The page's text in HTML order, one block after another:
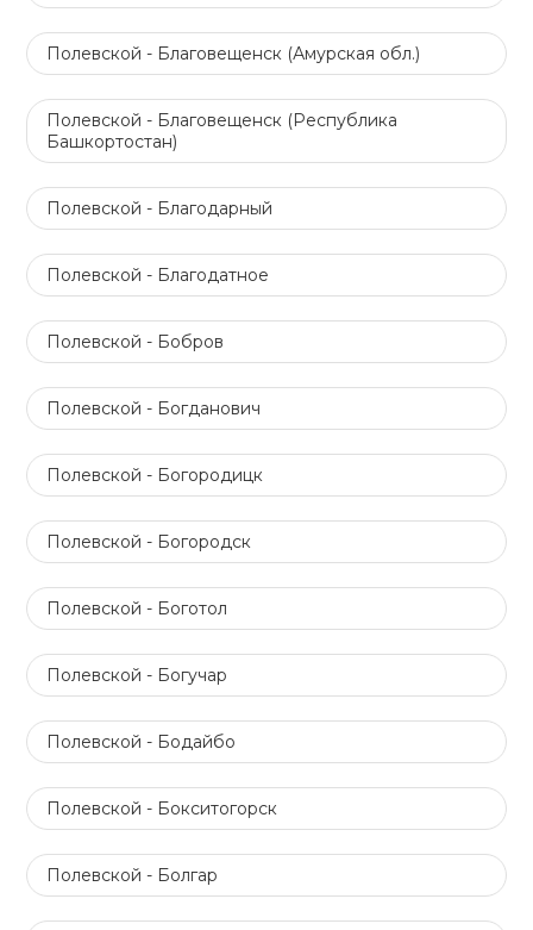
Полевской - Благовещенск (Амурская обл.)
Полевской - Благовещенск (Республика
Башкортостан)
Полевской - Благодарный
Полевской - Благодатное
Полевской - Бобров
Полевской - Богданович
Полевской - Богородицк
Полевской - Богородск
Полевской - Боготол
Полевской - Богучар
Полевской - Бодайбо
Полевской - Бокситогорск
Полевской - Болгар